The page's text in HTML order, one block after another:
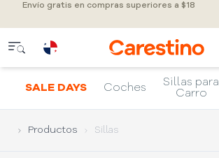
Envío gratis en compras superiores a $18
SALE DAYS Coches
Sillas para
Carro
Productos Sillas